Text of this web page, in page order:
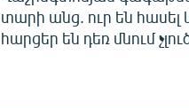
տարի անց. ուր են հասել
հարցեր են դեռ մնում